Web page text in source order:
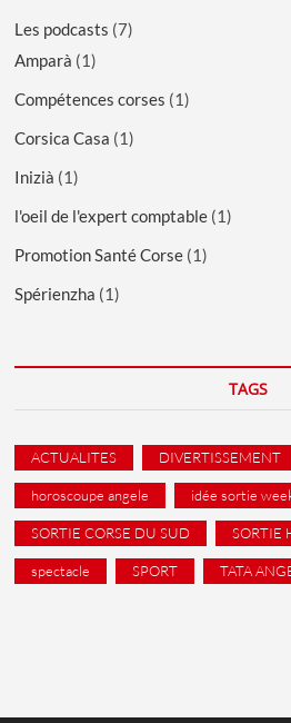
Les podcasts (7)
Amparà (1)
Compétences corses (1)
Corsica Casa (1)
Inizià (1)
l'oeil de l'expert comptable (1)
Promotion Santé Corse (1)
Spérienzha (1)
TAGS
ACTUALITES DIVERTISSEMENT
horoscoupe angele idée sortie
SORTIE CORSE DU SUD SORTIE
spectacle SPORT TATA